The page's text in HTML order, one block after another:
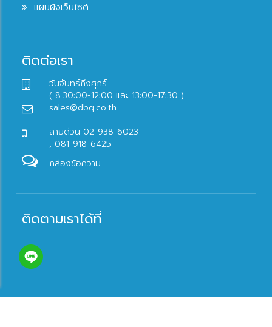
แผนผังเว็บไซต์
ติดต่อเรา
วันจันทร์ถึงศุกร์
( 8.30:00-12:00 และ 13:00-17:30 )
sales@dbq.co.th
สายด่วน 02-938-6023
, 081-918-6425
กล่องข้อความ
ติดตามเราได้ที่